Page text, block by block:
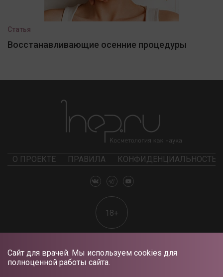
Сайт для врачей. Мы используем cookies для
полноценной работы сайта.
Статья
Восстанавливающие осенние процедуры
О ПРОЕКТЕ ПРАВИЛА КОНФИДЕНЦИАЛЬНОСТЬ
18+